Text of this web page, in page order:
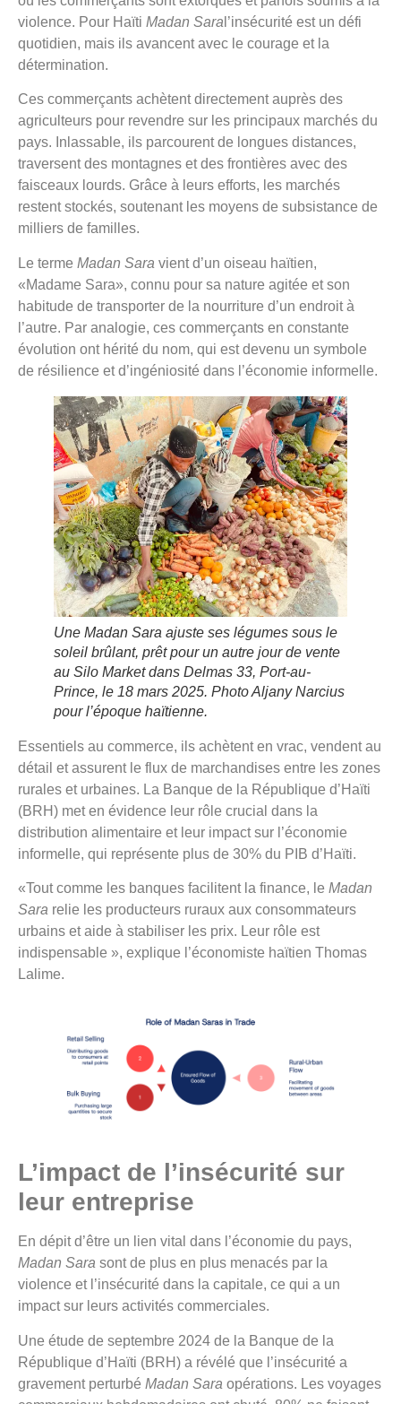
violence. Pour Haïti Madan Sara l’insécurité est un défi
quotidien, mais ils avancent avec le courage et la
détermination.
Ces commerçants achètent directement auprès des
agriculteurs pour revendre sur les principaux marchés du
pays. Inlassable, ils parcourent de longues distances,
traversent des montagnes et des frontières avec des
faisceaux lourds. Grâce à leurs efforts, les marchés
restent stockés, soutenant les moyens de subsistance de
milliers de familles.
Le terme Madan Sara vient d’un oiseau haïtien,
«Madame Sara», connu pour sa nature agitée et son
habitude de transporter de la nourriture d’un endroit à
l’autre. Par analogie, ces commerçants en constante
évolution ont hérité du nom, qui est devenu un symbole
de résilience et d’ingéniosité dans l’économie informelle.
Une Madan Sara ajuste ses légumes sous le
soleil brûlant, prêt pour un autre jour de vente
au Silo Market dans Delmas 33, Port-au-
Prince, le 18 mars 2025. Photo Aljany Narcius
pour l’époque haïtienne.
Essentiels au commerce, ils achètent en vrac, vendent au
détail et assurent le flux de marchandises entre les zones
rurales et urbaines. La Banque de la République d’Haïti
(BRH) met en évidence leur rôle crucial dans la
distribution alimentaire et leur impact sur l’économie
informelle, qui représente plus de 30% du PIB d’Haïti.
«Tout comme les banques facilitent la finance, le Madan
Sara relie les producteurs ruraux aux consommateurs
urbains et aide à stabiliser les prix. Leur rôle est
indispensable », explique l’économiste haïtien Thomas
Lalime.
L’impact de l’insécurité sur
leur entreprise
En dépit d’être un lien vital dans l’économie du pays,
Madan Sara sont de plus en plus menacés par la
violence et l’insécurité dans la capitale, ce qui a un
impact sur leurs activités commerciales.
Une étude de septembre 2024 de la Banque de la
République d’Haïti (BRH) a révélé que l’insécurité a
gravement perturbé Madan Sara opérations. Les voyages